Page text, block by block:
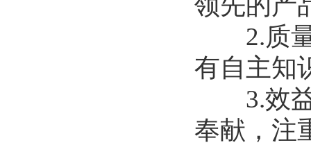
2.质量
有自主知
3.效益
奉献，注